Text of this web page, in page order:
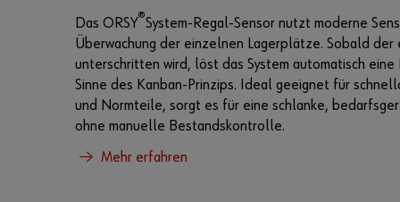
Das ORSY®System-Regal-Sensor nutzt moderne
Überwachung der einzelnen Lagerplätze. Sobald
unterschritten wird, löst das System automatisch
Sinne des Kanban-Prinzips. Ideal geeignet für
und Normteile, sorgt es für eine schlanke,
ohne manuelle Bestandskontrolle.
Mehr erfahren